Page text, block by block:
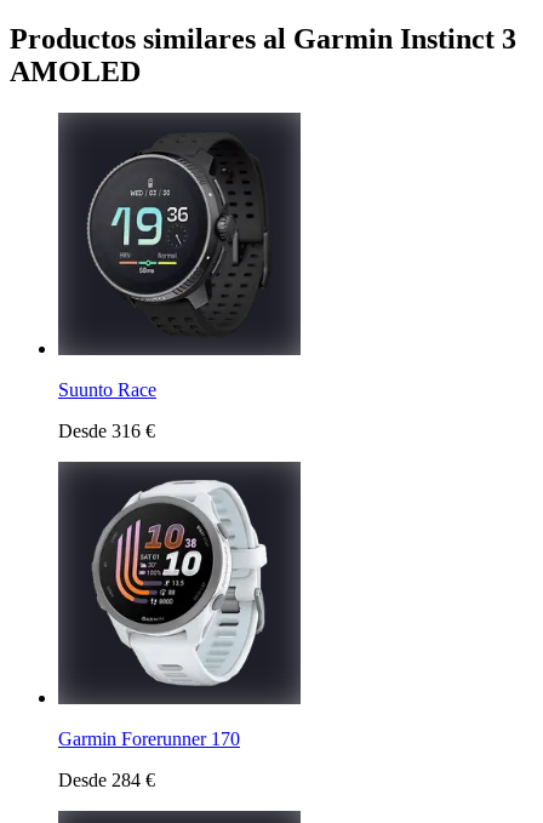
Productos similares al Garmin Instinct 3
AMOLED
Suunto Race
Desde 316 €
Garmin Forerunner 170
Desde 284 €